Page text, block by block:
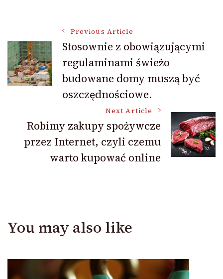
Post
Navigation
Previous Article
Stosownie z obowiązującymi
regulaminami świeżo
budowane domy muszą być
oszczędnościowe.
Next Article
Robimy zakupy spożywcze
przez Internet, czyli czemu
warto kupować online
You may also like